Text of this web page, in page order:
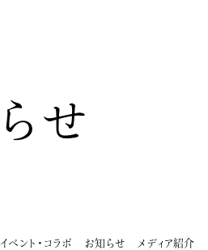
ら せ
イベント・コラボ お知らせ メディア紹介